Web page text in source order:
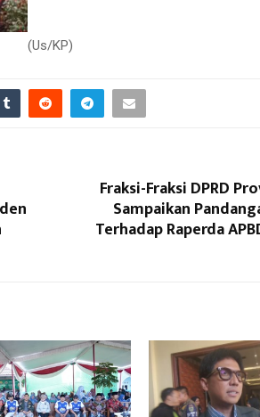
(Us/KP)
Fraksi-Fraksi DPRD
Sampaikan
Terhadap Raperda
Retweet Favorite